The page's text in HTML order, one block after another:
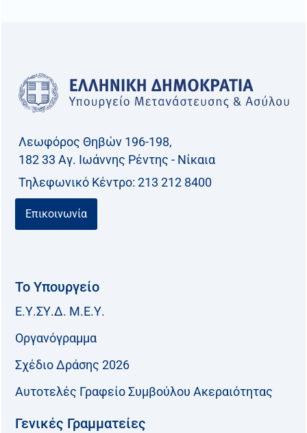
Λεωφόρος Θηβών 196-198,
182 33 Aγ. Ιωάννης Ρέντης - Νίκαια
Τηλεφωνικό Kέντρο: 213 212 8400
Επικοινωνία
Το Υπουργείο
Ε.Υ.ΣΥ.Δ. Μ.Ε.Υ.
Οργανόγραμμα
Σχέδιο Δράσης 2026
Αυτοτελές Γραφείο Συμβούλου Ακεραιότητας
Γενικές Γραμματείες